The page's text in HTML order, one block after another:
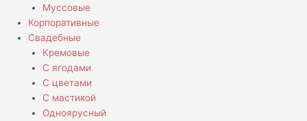
Муссовые
Корпоративные
Свадебные
Кремовые
С ягодами
С цветами
С мастикой
Одноярусный